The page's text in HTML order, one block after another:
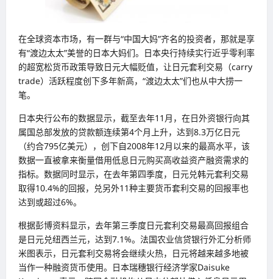
在全球资本市场，有一群与“中国大妈”齐名的投资者，那就是享
有“渡边太太”美誉的日本大妈们。日本央行持续实行近乎零利率
的超宽松货币政策导致日元大幅贬值，让日元套利交易（carry
trade）活跃程度创下多年新高，“渡边太太”们也从中大捞一
笔。
日本央行公布的数据显示，截至去年11月，在日外资银行向其
属国总部发放的贷款额连续第4个月上升，达到8.3万亿日元
（约合795亿美元），创下自2008年12月以来的最高水平，该
数据一直被拿来衡量借用低息日元购买高收益资产融资需求的
指标。数据同时显示，在去年第四季度，日元兑韩元套利交易
取得10.4%的回报，兑另外11种主要货币套利交易的回报率也
达到或超过6%。
根据彭博资料显示，去年第三季度日元套利交易最高回报组合
是日元兑纽西兰元，达到7.1%。法国农业信贷银行外汇分析师
米图表示，日元套利交易将会继续火热，日元将越来越多地被
当作一种融资货币使用。日本瑞穗银行经济学家Daisuke